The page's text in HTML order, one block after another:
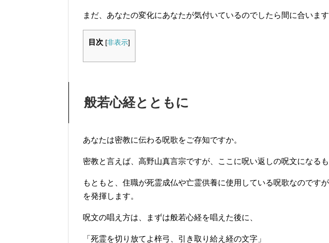
まだ、あなたの変化にあなたが気付いているのでしたら間に合います
目次 [非表示]
般若心経とともに
あなたは密教に伝わる呪歌をご存知ですか。
密教と言えば、高野山真言宗ですが、ここに呪い返しの呪文になる
もともと、住職が死霊成仏や亡霊供養に使用している呪歌なのです
を発揮します。
呪文の唱え方は、まずは般若心経を唱えた後に、
「死霊を切り放てよ梓弓、引き取り給え経の文字」